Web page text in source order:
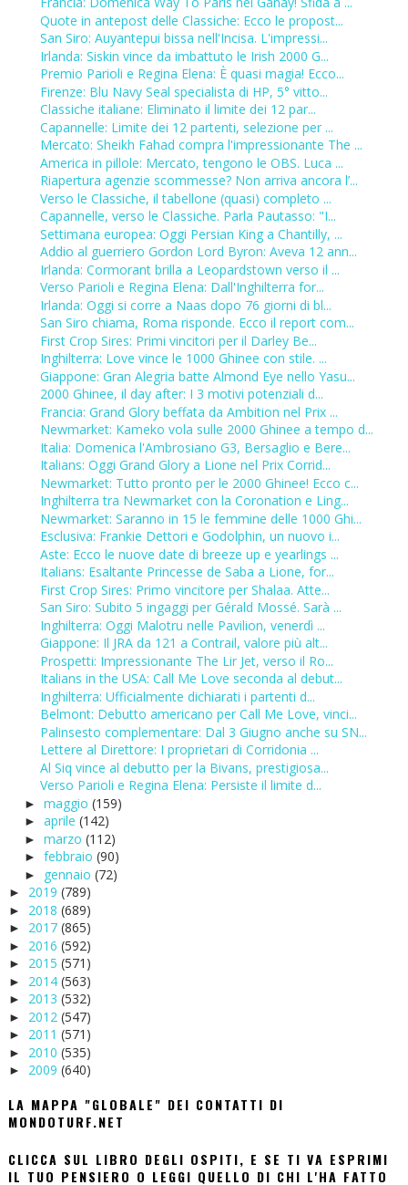
Quote in antepost delle Classiche: Ecco le propost...
San Siro: Auyantepui bissa nell'Incisa. L'impressi...
Irlanda: Siskin vince da imbattuto le Irish 2000 G...
Premio Parioli e Regina Elena: È quasi magia! Ecco...
Firenze: Blu Navy Seal specialista di HP, 5° vitto...
Classiche italiane: Eliminato il limite dei 12 par...
Capannelle: Limite dei 12 partenti, selezione per ...
Mercato: Sheikh Fahad compra l'impressionante The ...
America in pillole: Mercato, tengono le OBS. Luca ...
Riapertura agenzie scommesse? Non arriva ancora l’...
Verso le Classiche, il tabellone (quasi) completo ...
Capannelle, verso le Classiche. Parla Pautasso: "I...
Settimana europea: Oggi Persian King a Chantilly, ...
Addio al guerriero Gordon Lord Byron: Aveva 12 ann...
Irlanda: Cormorant brilla a Leopardstown verso il ...
Verso Parioli e Regina Elena: Dall'Inghilterra for...
Irlanda: Oggi si corre a Naas dopo 76 giorni di bl...
San Siro chiama, Roma risponde. Ecco il report com...
First Crop Sires: Primi vincitori per il Darley Be...
Inghilterra: Love vince le 1000 Ghinee con stile. ...
Giappone: Gran Alegria batte Almond Eye nello Yasu...
2000 Ghinee, il day after: I 3 motivi potenziali d...
Francia: Grand Glory beffata da Ambition nel Prix ...
Newmarket: Kameko vola sulle 2000 Ghinee a tempo d...
Italia: Domenica l'Ambrosiano G3, Bersaglio e Bere...
Italians: Oggi Grand Glory a Lione nel Prix Corrid...
Newmarket: Tutto pronto per le 2000 Ghinee! Ecco c...
Inghilterra tra Newmarket con la Coronation e Ling...
Newmarket: Saranno in 15 le femmine delle 1000 Ghi...
Esclusiva: Frankie Dettori e Godolphin, un nuovo i...
Aste: Ecco le nuove date di breeze up e yearlings ...
Italians: Esaltante Princesse de Saba a Lione, for...
First Crop Sires: Primo vincitore per Shalaa. Atte...
San Siro: Subito 5 ingaggi per Gérald Mossé. Sarà ...
Inghilterra: Oggi Malotru nelle Pavilion, venerdì ...
Giappone: Il JRA da 121 a Contrail, valore più alt...
Prospetti: Impressionante The Lir Jet, verso il Ro...
Italians in the USA: Call Me Love seconda al debut...
Inghilterra: Ufficialmente dichiarati i partenti d...
Belmont: Debutto americano per Call Me Love, vinci...
Palinsesto complementare: Dal 3 Giugno anche su SN...
Lettere al Direttore: I proprietari di Corridonia ...
Al Siq vince al debutto per la Bivans, prestigiosa...
Verso Parioli e Regina Elena: Persiste il limite d...
► maggio (159)
► aprile (142)
► marzo (112)
► febbraio (90)
► gennaio (72)
► 2019 (789)
► 2018 (689)
► 2017 (865)
► 2016 (592)
► 2015 (571)
► 2014 (563)
► 2013 (532)
► 2012 (547)
► 2011 (571)
► 2010 (535)
► 2009 (640)
LA MAPPA "GLOBALE" DEI CONTATTI DI
MONDOTURF.NET
CLICCA SUL LIBRO DEGLI OSPITI, E SE TI VA ESPRIMI
IL TUO PENSIERO O LEGGI QUELLO DI CHI L'HA FATTO